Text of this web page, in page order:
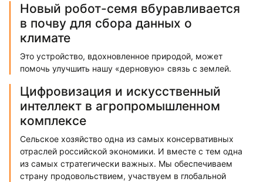
Новый робот-семя вбуравливается
в почву для сбора данных о
климате
Это устройство, вдохновленное природой, может
помочь улучшить нашу «дерновую» связь с землей.
Цифровизация и искусственный
интеллект в агропромышленном
комплексе
Сельское хозяйство одна из самых консервативных
отраслей российской экономики. И вместе с тем одна
из самых стратегически важных. Мы обеспечиваем
страну продовольствием, участвуем в глобальной